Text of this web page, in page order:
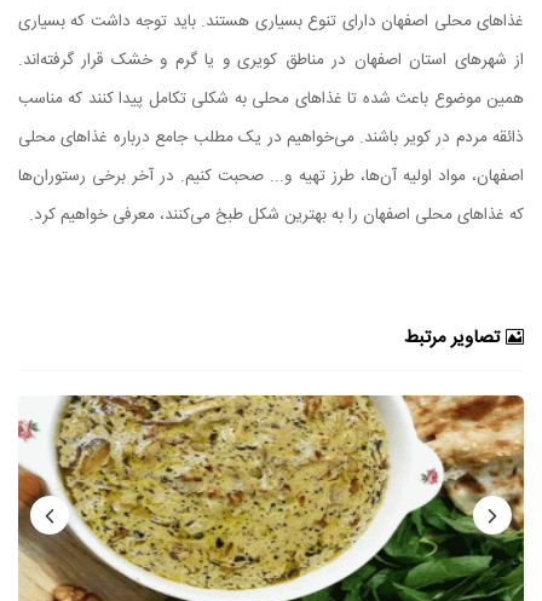
غذاهای محلی اصفهان دارای تنوع بسیاری هستند. باید توجه داشت که بسیاری
از شهر‌های استان اصفهان در مناطق کویری و یا گرم و خشک قرار گرفته‌اند.
همین موضوع باعث شده تا غذاهای محلی به شکلی تکامل پیدا کنند که مناسب
ذائقه مردم در کویر باشند. می‌خواهیم در یک مطلب جامع درباره غذاهای محلی
اصفهان، مواد اولیه آن‌ها، طرز تهیه و... صحبت کنیم. در آخر برخی رستوران‌ها
که غذاهای محلی اصفهان را به بهترین شکل طبخ می‌کنند، معرفی خواهیم کرد.
تصاویر مرتبط